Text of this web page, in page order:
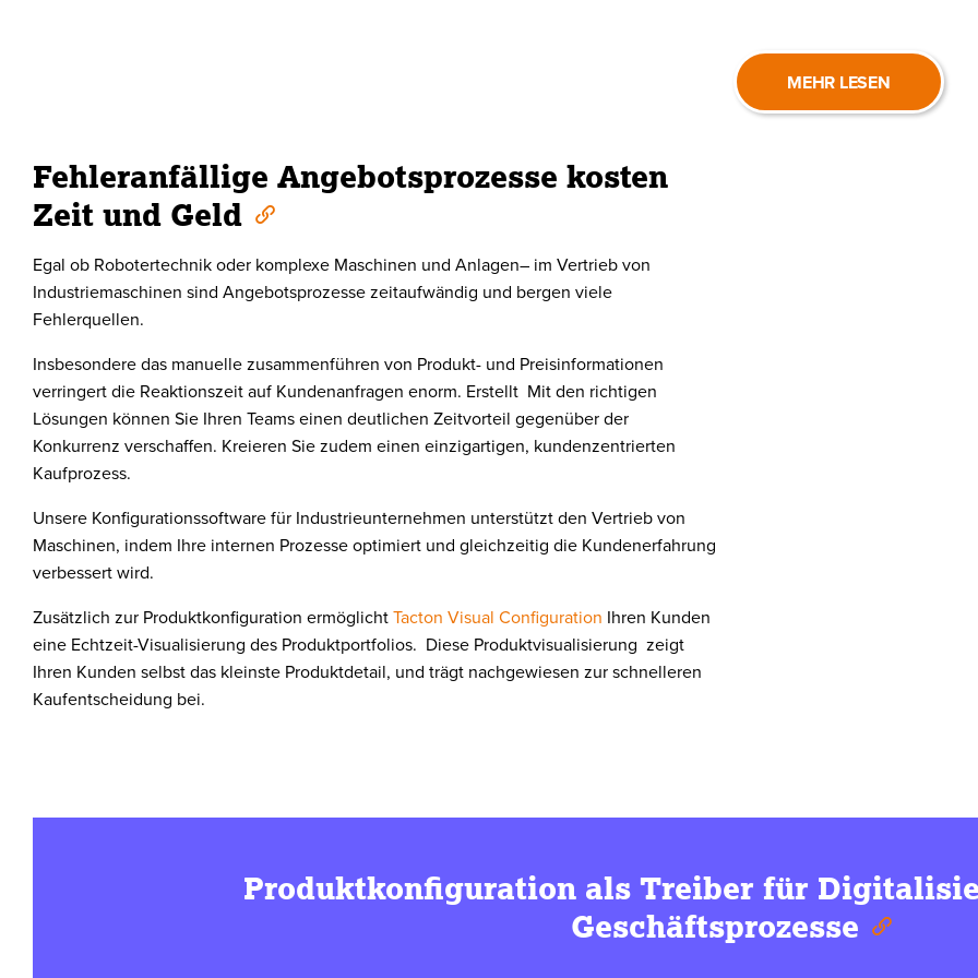
MEHR LESEN
Fehleranfällige Angebotsprozesse kosten
Zeit und Geld
Egal ob Robotertechnik oder komplexe Maschinen und Anlagen– im Vertrieb von
Industriemaschinen sind Angebotsprozesse zeitaufwändig und bergen viele
Fehlerquellen.
Insbesondere das manuelle zusammenführen von Produkt- und Preisinformationen
verringert die Reaktionszeit auf Kundenanfragen enorm. Erstellt Mit den richtigen
Lösungen können Sie Ihren Teams einen deutlichen Zeitvorteil gegenüber der
Konkurrenz verschaffen. Kreieren Sie zudem einen einzigartigen, kundenzentrierten
Kaufprozess.
Unsere Konfigurationssoftware für Industrieunternehmen unterstützt den Vertrieb von
Maschinen, indem Ihre internen Prozesse optimiert und gleichzeitig die Kundenerfahrung
verbessert wird.
Zusätzlich zur Produktkonfiguration ermöglichtTacton Visual Configuration Ihren Kunden
eine Echtzeit-Visualisierung des Produktportfolios. Diese Produktvisualisierung zeigt
Ihren Kunden selbst das kleinste Produktdetail, und trägt nachgewiesen zur schnelleren
Kaufentscheidung bei.
Produktkonfiguration als Treiber für
Geschäftsprozesse